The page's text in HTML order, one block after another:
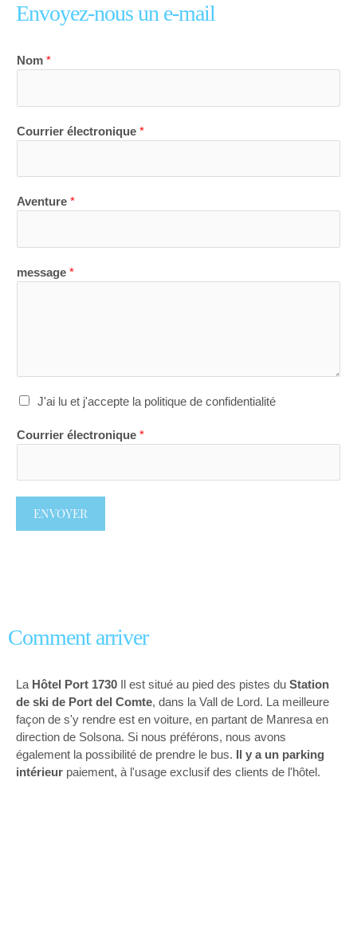
g
r
m
o
o
Envoyez-nous un e-mail
Nom *
Courrier électronique *
Aventure *
message *
J'ai lu et j'accepte la politique de confidentialité
Courrier électronique *
ENVOYER
Comment arriver
La Hôtel Port 1730 Il est situé au pied des pistes du Station
de ski de Port del Comte, dans la Vall de Lord. La meilleure
façon de s'y rendre est en voiture, en partant de Manresa en
direction de Solsona. Si nous préférons, nous avons
également la possibilité de prendre le bus. Il y a un parking
intérieur paiement, à l'usage exclusif des clients de l'hôtel.